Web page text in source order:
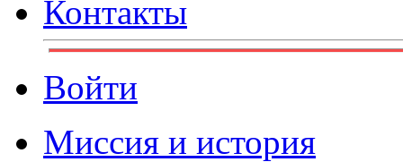
Контакты
Войти
Миссия и история